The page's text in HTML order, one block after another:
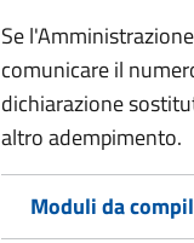
Se
comunicare il
dichiarazione
altro adempimento.
Moduli da